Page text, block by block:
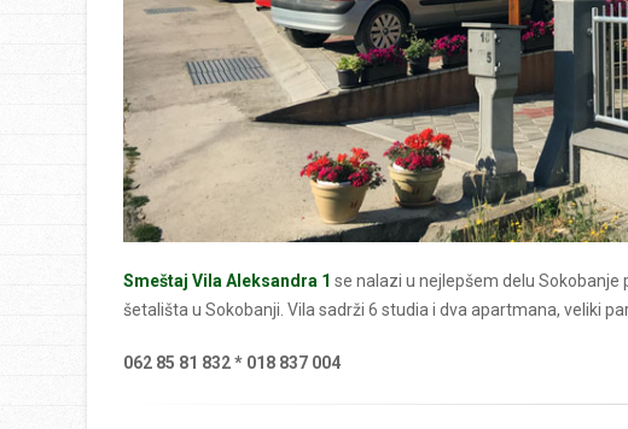
Smeštaj Vila Aleksandra 1 se nalazi u nejlepšem delu
šetališta u Sokobanji. Vila sadrži 6 studia i dva apartmana, veliki
062 85 81 832 * 018 837 004